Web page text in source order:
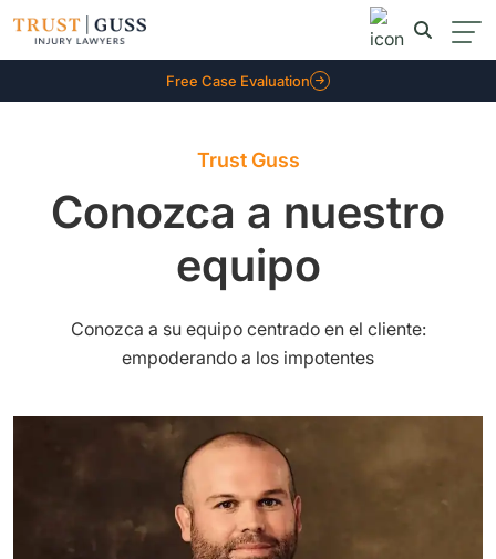
Free Case Evaluation
Trust Guss
Conozca a nuestro
equipo
Conozca a su equipo centrado en el cliente:
empoderando a los impotentes